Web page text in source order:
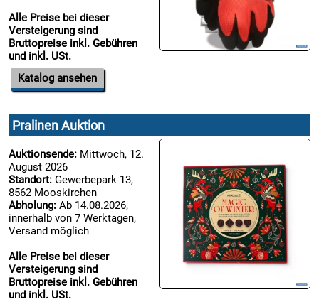
Alle Preise bei dieser
Versteigerung sind
Bruttopreise inkl. Gebühren
und inkl. USt.
Katalog ansehen
Pralinen Auktion
Auktionsende: Mittwoch, 12.
August 2026
Standort: Gewerbepark 13,
8562 Mooskirchen
Abholung: Ab 14.08.2026,
innerhalb von 7 Werktagen,
Versand möglich
Alle Preise bei dieser
Versteigerung sind
Bruttopreise inkl. Gebühren
und inkl. USt.